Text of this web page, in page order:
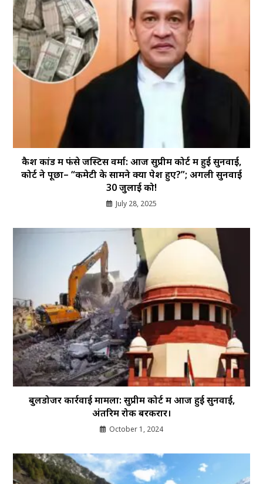
कैश कांड में फंसे जस्टिस वर्मा: आज सुप्रीम कोर्ट में हुई सुनवाई,
कोर्ट ने पूछा– “कमेटी के सामने क्यों पेश हुए?”; अगली सुनवाई
30 जुलाई को!
July 28, 2025
बुलडोजर कार्रवाई मामला: सुप्रीम कोर्ट में आज हुई सुनवाई,
अंतरिम रोक बरकरार।
October 1, 2024